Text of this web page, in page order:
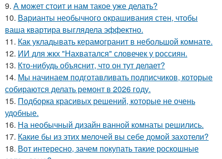
9. А может стоит и нам такое уже делать?
10. Варианты необычного окрашивания стен, чтобы
ваша квартира выглядела эффектно.
11. Как укладывать керамогранит в небольшой комнате.
12. ИИ для жкх "Нахватался" словечек у россиян.
13. Кто-нибудь объяснит, что он тут делает?
14. Мы начинаем подготавливать подписчиков, которые
собираются делать ремонт в 2026 году.
15. Подборка красивых решений, которые не очень
удобные.
16. На необычный дизайн ванной комнаты решились.
17. Какие бы из этих мелочей вы себе домой захотели?
18. Вот интересно, зачем покупать такие роскошные